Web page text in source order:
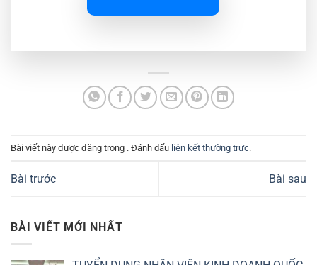
Bài viết này được đăng trong . Đánh dấu liên kết thường trực.
Bài trước Bài sau
BÀI VIẾT MỚI NHẤT